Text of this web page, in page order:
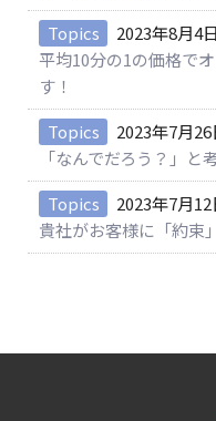
Topics
2023年8月4日
平均10分の1の価格で
す！
Topics
2023年7月26
「なんでだろう？」と
Topics
2023年7月12
貴社がお客様に「約束